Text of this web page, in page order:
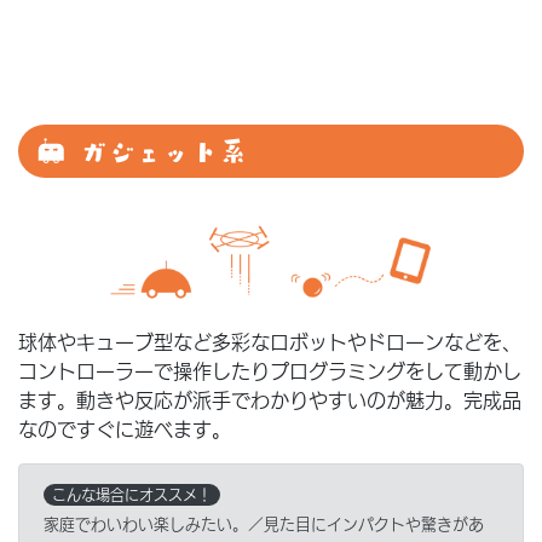
ガジェット系
球体やキューブ型など多彩なロボットやドローンなどを、
コントローラーで操作したりプログラミングをして動かし
ます。動きや反応が派手でわかりやすいのが魅力。完成品
なのですぐに遊べます。
こんな場合にオススメ！
家庭でわいわい楽しみたい。／見た目にインパクトや驚きがあ